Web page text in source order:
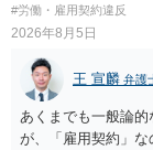
#労働・雇用契約違反
2026年8月5日
王 宣麟 弁護
あくまでも一般論
が、「雇用契約」